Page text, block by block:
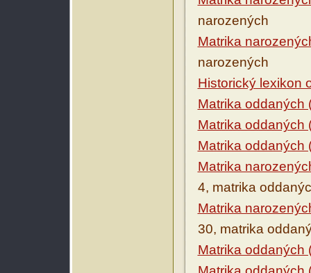
narozených
Matrika
narozených
Historický lexikon
Matrika oddaných
Matrika oddaných
Matrika oddaných
Matrika
4, matrika
Matrika
30, matrika
Matrika oddaných